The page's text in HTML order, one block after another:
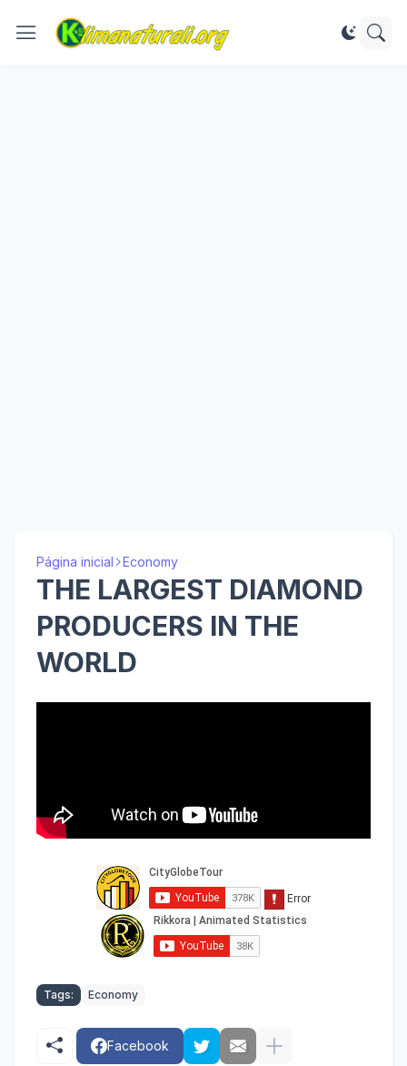
Página inicial Economy
THE LARGEST DIAMOND
PRODUCERS IN THE
WORLD
Tags: Economy
Facebook